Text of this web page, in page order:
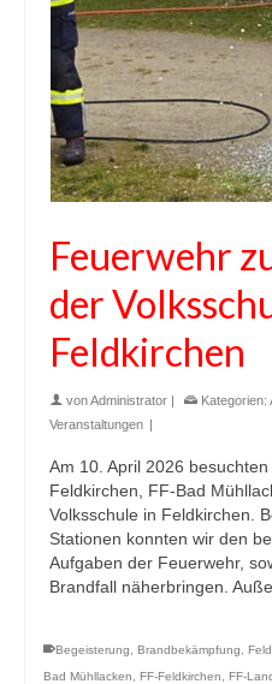
Feuerwehr
der
Feldkirchen
vonAdministrator | Kategorien:
Veranstaltungen |
Am 10. April 2026
Feldkirchen, FF-Bad
Volksschule in Feldkirchen.
Stationen konnten wir den
Aufgaben der Feuerwehr,
Brandfall näherbringen.
Begeisterung Brandbekämpfung
Bad Mühllacken
FF-Feldkirchen FF-